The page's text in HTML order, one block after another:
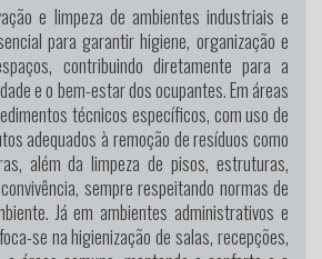
e limpeza de ambientes industriais e
para garantir higiene, organização e
contribuindo diretamente para a
e o bem-estar dos ocupantes. Em áreas
técnicos específicos, com uso de
adequados à remoção de resíduos como
além da limpeza de pisos, estruturas,
sempre respeitando normas de
Já em ambientes administrativos e
se na higienização de salas, recepções,